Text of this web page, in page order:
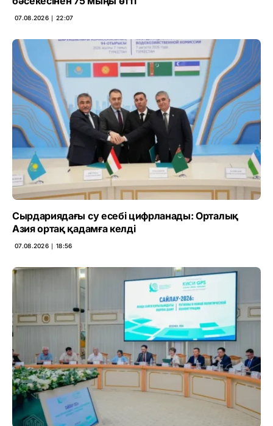
07.08.2026 ∣ 22:07
Сырдариядағы су есебі цифрланады: Орталық
Азия ортақ қадамға келді
07.08.2026 ∣ 18:56